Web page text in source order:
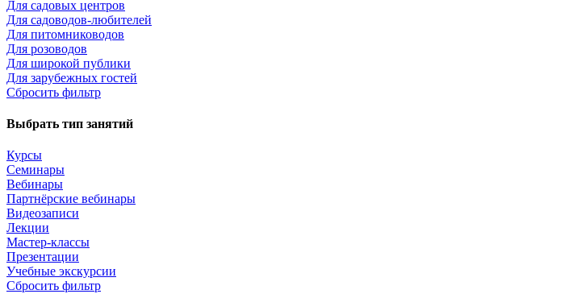
Для садовых центров
Для садоводов-любителей
Для питомниководов
Для розоводов
Для широкой публики
Для зарубежных гостей
Сбросить фильтр
Выбрать тип занятий
Курсы
Семинары
Вебинары
Партнёрские вебинары
Видеозаписи
Лекции
Мастер-классы
Презентации
Учебные экскурсии
Сбросить фильтр